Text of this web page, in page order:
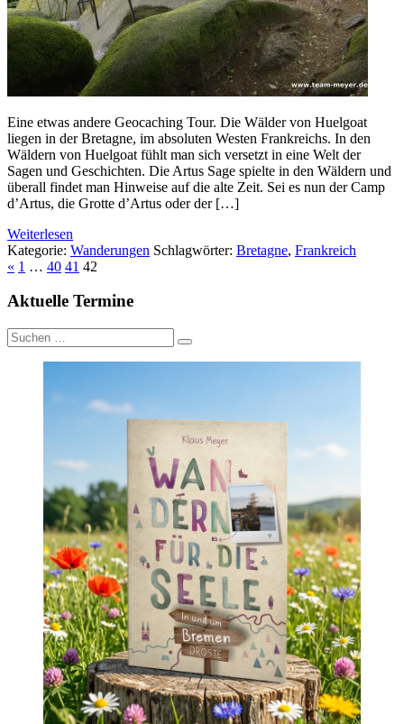
Eine etwas andere Geocaching Tour. Die Wälder von Huelgoat
liegen in der Bretagne, im absoluten Westen Frankreichs. In den
Wäldern von Huelgoat fühlt man sich versetzt in eine Welt der
Sagen und Geschichten. Die Artus Sage spielte in den Wäldern und
überall findet man Hinweise auf die alte Zeit. Sei es nun der Camp
d’Artus, die Grotte d’Artus oder der […]
Weiterlesen
Kategorie: Wanderungen Schlagwörter: Bretagne, Frankreich
« 1 … 40 41 42
Aktuelle Termine
Suche
nach: